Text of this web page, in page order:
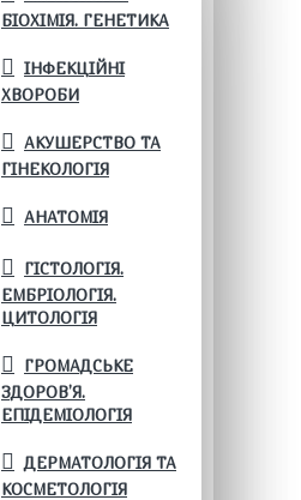
БІОХІМІЯ. ГЕНЕТИКА
ІНФЕКЦІЙНІ
ХВОРОБИ
АКУШЕРСТВО ТА
ГІНЕКОЛОГІЯ
АНАТОМІЯ
ГІСТОЛОГІЯ.
ЕМБРІОЛОГІЯ.
ЦИТОЛОГІЯ
ГРОМАДСЬКЕ
ЗДОРОВ’Я.
ЕПІДЕМІОЛОГІЯ
ДЕРМАТОЛОГІЯ ТА
КОСМЕТОЛОГІЯ